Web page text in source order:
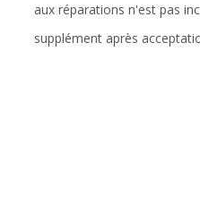
aux réparations n'est pas
supplément après